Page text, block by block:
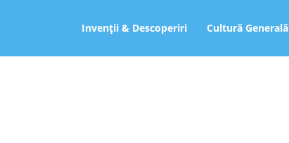
Invenții & Descoperiri Cultură Generală